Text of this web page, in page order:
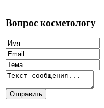
Вопрос косметологу